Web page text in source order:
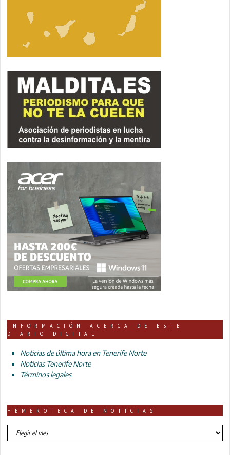
INFORMACIÓN ACERCA DE ESTE
DIARIO DIGITAL
Noticias de última hora en Tenerife Norte
Noticias Tenerife Norte
Términos legales
HEMEROTECA DE NOTICIAS
HEMEROTECA
DE